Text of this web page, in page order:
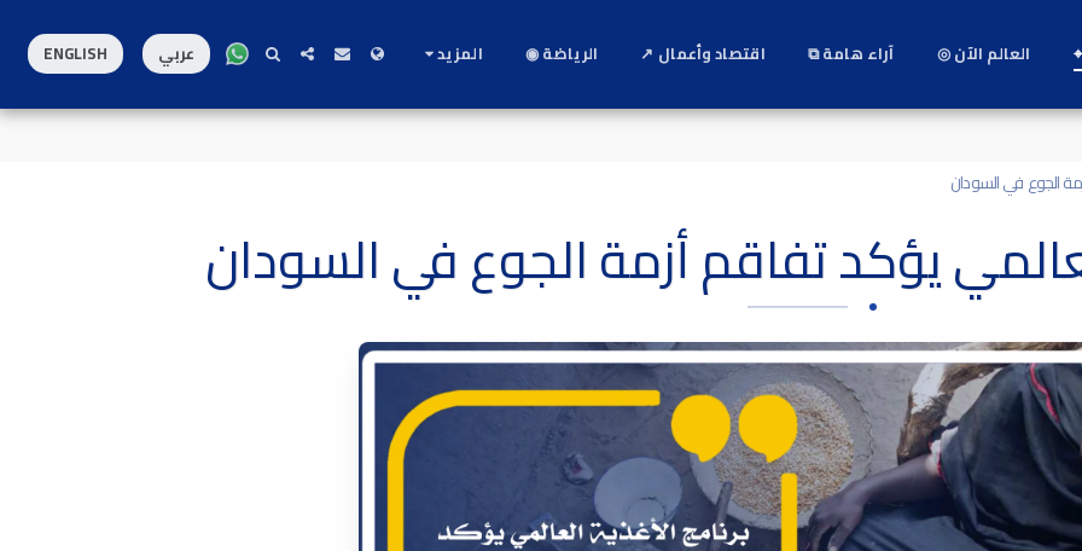
العالم الآن ◎ آراء هامة ⧉ اقتصاد وأعمال ↗ الرياضة ◉ المزيد عربي ENGLISH
الجوع في السودان
يؤكد تفاقم أزمة الجوع في السودان